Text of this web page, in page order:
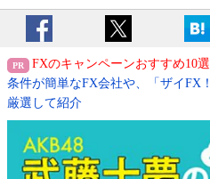
FXのキャンペーンおすすめ10選
条件が簡単なFX会社や、「ザイFX
厳選して紹介